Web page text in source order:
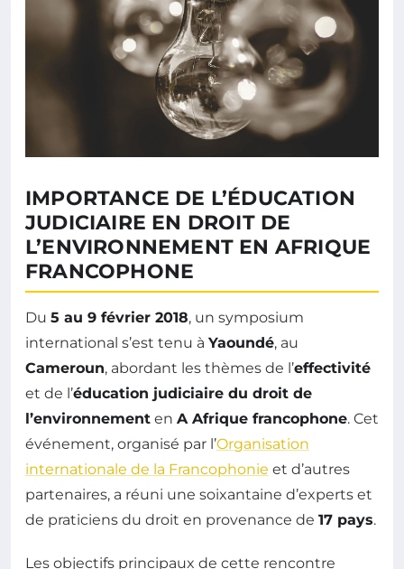
IMPORTANCE DE L’ÉDUCATION
JUDICIAIRE EN DROIT DE
L’ENVIRONNEMENT EN AFRIQUE
FRANCOPHONE
Du 5 au 9 février 2018, un symposium
international s’est tenu à Yaoundé, au
Cameroun, abordant les thèmes de l’effectivité
et de l’éducation judiciaire du droit de
l’environnement en A Afrique francophone. Cet
événement, organisé par l’Organisation
internationale de la Francophonie et d’autres
partenaires, a réuni une soixantaine d’experts et
de praticiens du droit en provenance de 17 pays.
Les objectifs principaux de cette rencontre